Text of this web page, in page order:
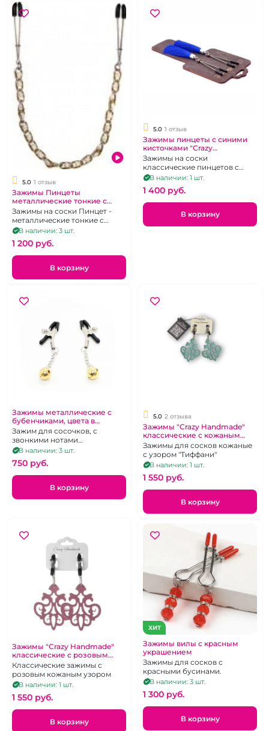
5.0 1 отзыв
Зажимы Пинцеты
металлические тонкие с
золотой цепочкой
"Penthouse"
Зажимы на соски Пинцет -
металлические тонкие с
золотой цепочкой
В наличии: 3 шт.
1 200 pуб.
В корзину
5.0 1 отзыв
Зажимы пинцеты с синими
кисточками "Crazy
Handmade" .
Зажимы на соски
классические пинцетов с
синими кисточками на
В наличии: 1 шт.
1 400 pуб.
В корзину
Зажимы металлические с
бубенчиками, цвета в
ассортименте (фиолетовый,
желтый, зеленый)
Зажим для сосочков, с
звонкими нотами
удовольствия.
В наличии: 3 шт.
750 pуб.
В корзину
5.0 2 отзыва
Зажимы "Crazy Handmade"
классические с кожаным
резным узором тиффани
Зажимы для сосков кожаные
с узором "Тиффани"
В наличии: 1 шт.
1 550 pуб.
В корзину
Зажимы "Crazy Handmade"
классические с розовым
кожаным резным узором
Классические зажимы с
розовым кожаным узором
В наличии: 1 шт.
1 550 pуб.
В корзину
ХИТ
Зажимы вилы с красным
украшением
Зажимы для сосков с
красными бусинами.
В наличии: 3 шт.
1 300 pуб.
В корзину